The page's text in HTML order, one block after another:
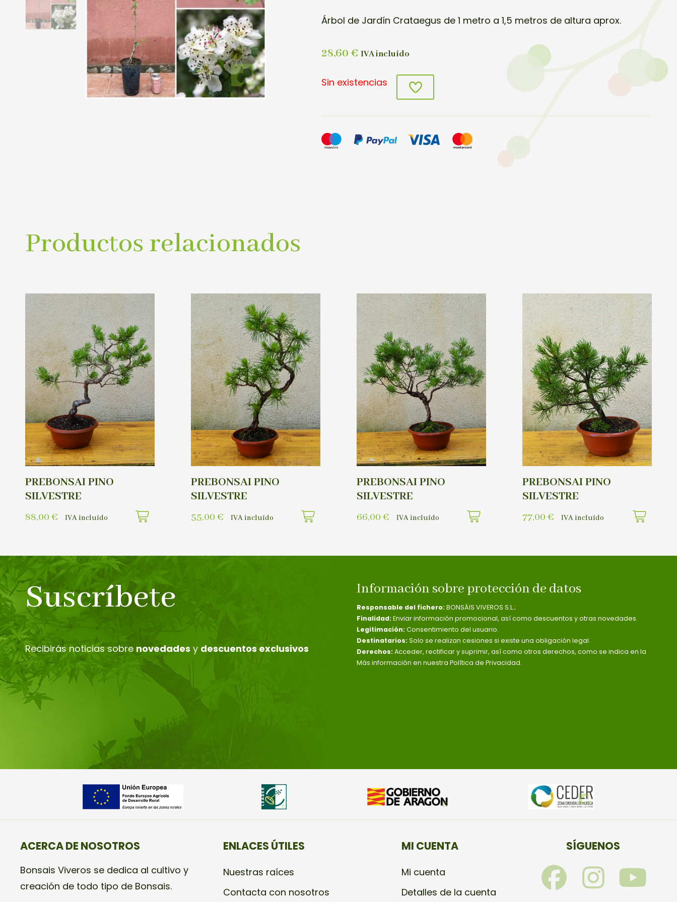
Árbol de Jardín Crataegus de 1 metro a 1,5 metros de altura aprox.
28,60€ IVA incluído
Sin existencias
Productos relacionados
PREBONSAI PINO
SILVESTRE
88,00 € IVA incluído
PREBONSAI PINO
SILVESTRE
55,00 € IVA incluído
PREBONSAI PINO
SILVESTRE
66,00 € IVA incluído
PREBONSAI PINO
SILVESTRE
77,00 € IVA incluído
Suscríbete
Recibirás noticias sobre novedades y descuentos exclusivos
Información sobre protección de datos
Responsable del fichero: BONSÁIS VIVEROS S.L.;
Finalidad: Enviar información promocional, así como descuentos y otras novedades.
Legitimación: Consentimiento del usuario.
Destinatarios: Solo se realizan cesiones si existe una obligación legal.
Derechos: Acceder, rectificar y suprimir, así como otros derechos, como se indica en la
Más información en nuestra Política de Privacidad.
ACERCA DE NOSOTROS
Bonsais Viveros se dedica al cultivo y
creación de todo tipo de Bonsais.
ENLACES ÚTILES
Nuestras raíces
Contacta con nosotros
MI CUENTA
Mi cuenta
Detalles de la cuenta
SÍGUENOS
F I Y